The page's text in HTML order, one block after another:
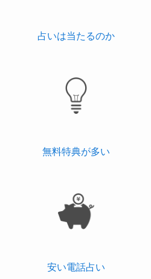
占いは当たるのか
無料特典が多い
安い電話占い